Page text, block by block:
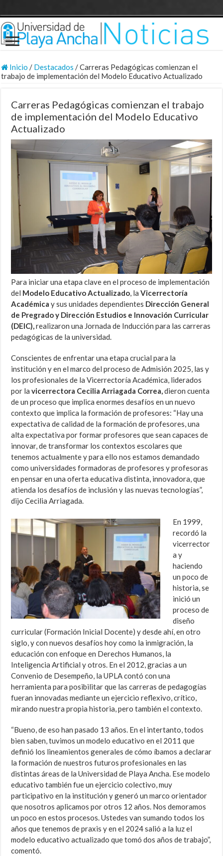
Inicio / Destacados /Carreras Pedagógicas comienzan el
trabajo de implementación del Modelo Educativo Actualizado
Carreras Pedagógicas comienzan el trabajo
de implementación del Modelo Educativo
Actualizado
Para iniciar una etapa clave en el proceso de implementación
del Modelo Educativo Actualizado, laVicerrectoría
Académica y sus unidades dependientes Dirección General
de Pregrado y Dirección Estudios e Innovación Curricular
(DEIC),realizaron una Jornada de Inducción para las carreras
pedagógicas de la universidad.
Conscientes de enfrentar una etapa crucial para la
institución y en el marco del proceso de Admisión 2025, las y
los profesionales de la Vicerrectoría Académica, liderados
por lavicerrectora Cecilia Arriagada Correa,dieron cuenta
de un proceso que implica enormes desafíos en un nuevo
contexto que implica la formación de profesores: “Hay una
expectativa de calidad de la formación de profesores, una
alta expectativa por formar profesores que sean capaces de
innovar, de transformar los contextos escolares que
tenemos actualmente y para ello nos estamos demandado
como universidades formadoras de profesores y profesoras
en pensar en una oferta educativa distinta, innovadora, que
atienda los desafíos de inclusión y las nuevas tecnologías”,
dijo Cecilia Arriagada.
En 1999,
recordó la
vicerrector
a y
haciendo
un poco de
historia, se
inició un
proceso de
diseño
curricular (Formación Inicial Docente) y desde ahí, en otro
siglo, y con nuevos desafíos hoy como la inmigración, la
educación con enfoque en Derechos Humanos, la
Inteligencia Artificial y otros. En el 2012, gracias a un
Convenio de Desempeño, la UPLA contó con una
herramienta para posibilitar que las carreras de pedagogías
fueran innovadas mediante un ejercicio reflexivo, crítico,
mirando nuestra propia historia, pero también el contexto.
“Bueno, de eso han pasado 13 años. En el intertanto, todos
bien saben, tuvimos un modelo educativo en el 2011 que
definió los lineamientos generales de cómo íbamos a declarar
la formación de nuestros futuros profesionales en las
distintas áreas de la Universidad de Playa Ancha. Ese modelo
educativo también fue un ejercicio colectivo, muy
participativo en la institución y generó un marco orientador
que nosotros aplicamos por otros 12 años. Nos demoramos
un poco en estos procesos. Ustedes van sumando todos los
años que tenemos de praxis y en el 2024 salió a la luz el
modelo educativo actualizado que tomó dos años de trabajo”,
comentó.